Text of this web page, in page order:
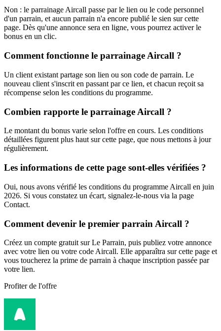
Non : le parrainage Aircall passe par le lien ou le code personnel
d'un parrain, et aucun parrain n'a encore publié le sien sur cette
page. Dès qu'une annonce sera en ligne, vous pourrez activer le
bonus en un clic.
Comment fonctionne le parrainage Aircall ?
Un client existant partage son lien ou son code de parrain. Le
nouveau client s'inscrit en passant par ce lien, et chacun reçoit sa
récompense selon les conditions du programme.
Combien rapporte le parrainage Aircall ?
Le montant du bonus varie selon l'offre en cours. Les conditions
détaillées figurent plus haut sur cette page, que nous mettons à jour
régulièrement.
Les informations de cette page sont-elles vérifiées ?
Oui, nous avons vérifié les conditions du programme Aircall en juin
2026. Si vous constatez un écart, signalez-le-nous via la page
Contact.
Comment devenir le premier parrain Aircall ?
Créez un compte gratuit sur Le Parrain, puis publiez votre annonce
avec votre lien ou votre code Aircall. Elle apparaîtra sur cette page et
vous toucherez la prime de parrain à chaque inscription passée par
votre lien.
Profiter de l'offre